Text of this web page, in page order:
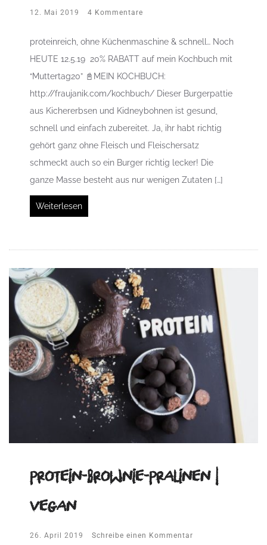
12. Mai 2019 4 Kommentare
proteinreich, ohne Küchenmaschine & schnell… Noch
HEUTE 12.5.19 20% RABATT auf mein Kochbuch mit
“Muttertag20” 📓MEIN KOCHBUCH:
http://fraujanik.com/kochbuch/ Dieser Burgerpattie
aus Kichererbsen und Kidneybohnen ist gesund,
schnell und einfach zubereitet. Ja, ihr habt richtig
gehört ganz ohne Fleisch und Fleischersatz
schmeckt auch so ein Burger richtig lecker! Die
ganze Masse besteht aus nur wenigen Zutaten […]
Weiterlesen
Protein-Brownie-Pralinen |
vegan
26. April 2019 Schreibe einen Kommentar